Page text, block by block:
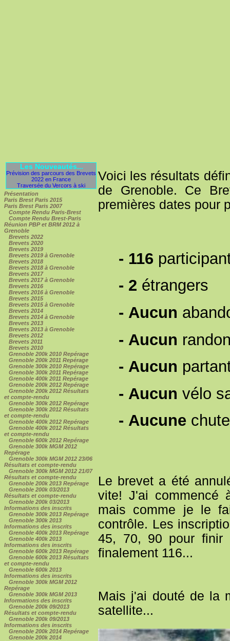
Les Nouveautés...
Prévision des parcours des Brevets
2022 en France
Traversée du Vercors à ski
Présentation
Paris Brest Paris 2015
Paris Brest Paris 2007
Compte Rendu Paris-Brest
Compte Rendu Brest-Paris
Réunion PBP et BRM 2012 à
Grenoble
Brevets 2022
Brevets 2020
Brevets 2019
Brevets 2019 à Grenoble
Brevets 2018
Brevets 2018 à Grenoble
Brevets 2017
Brevets 2017 à Grenoble
Brevets 2016
Brevets 2016 à Grenoble
Brevets 2015
Brevets 2015 à Grenoble
Brevets 2014
Brevets 2014 à Grenoble
Brevets 2013
Brevets 2013 à Grenoble
Brevets 2012
Brevets 2011
Brevets 2010
Grenoble 200k 2010 Repérage
Grenoble 200k 2011 Repérage
Grenoble 300k 2010 Repérage
Grenoble 300k 2011 Repérage
Grenoble 400k 2011 Repérage
Grenoble 200k 2012 Repérage
Grenoble 200k 2012 Résultats
et compte-rendu
Grenoble 300k 2012 Repérage
Grenoble 300k 2012 Résultats
et compte-rendu
Grenoble 400k 2012 Repérage
Grenoble 400k 2012 Résultats
et compte-rendu
Grenoble 600k 2012 Repérage
Grenoble 300k MGM 2012
Repérage
Grenoble 300k MGM 2012 23/06
Résultats et compte-rendu
Grenoble 300k MGM 2012 21/07
Résultats et compte-rendu
Grenoble 200k 2013 Repérage
Grenoble 200k 03/2013
Résultats et compte-rendu
Grenoble 200k 03/2013
Informations des inscrits
Grenoble 300k 2013 Repérage
Grenoble 300k 2013
Informations des inscrits
Grenoble 400k 2013 Repérage
Grenoble 400k 2013
Informations des inscrits
Grenoble 600k 2013 Repérage
Grenoble 600k 2013 Résultats
et compte-rendu
Grenoble 600k 2013
Informations des inscrits
Grenoble 300k MGM 2012
Repérage
Grenoble 300k MGM 2013
Informations des inscrits
Grenoble 200k 09/2013
Résultats et compte-rendu
Grenoble 200k 09/2013
Informations des inscrits
Grenoble 200k 2014 Repérage
Grenoble 200k 2014
Voici les résultats
de Grenoble. Ce
premières dates pour
- 116
- 2 étrangers
- Aucun
- Aucun
- Aucun
- Aucun vélo
- Aucune chute
Le brevet a été
vite! J'ai commencé
mais comme je le
contrôle. Les
45, 70, 90 pour finir
finalement 116...
Mais j'ai douté de la
satellite...